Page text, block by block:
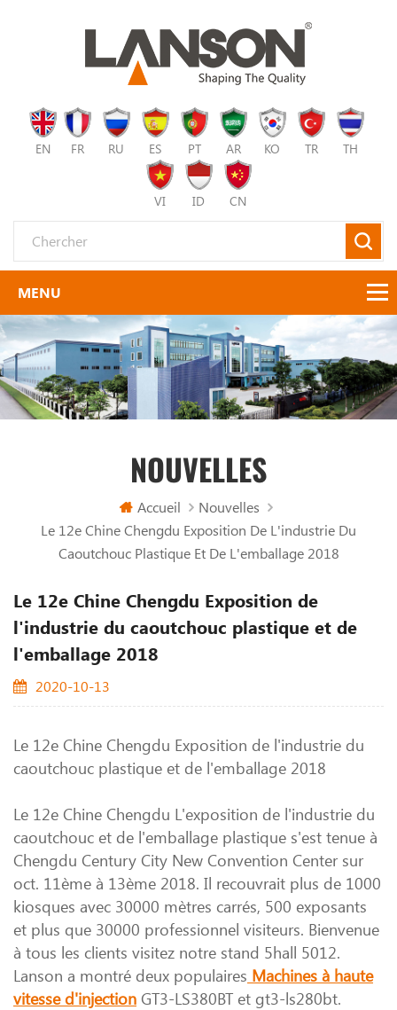
EN FR RU ES PT AR KO TR TH
VI ID CN
NOUVELLES
Accueil
Nouvelles
Le 12e Chine Chengdu Exposition De L'industrie Du
Caoutchouc Plastique Et De L'emballage 2018
Le 12e Chine Chengdu Exposition de
l'industrie du caoutchouc plastique et de
l'emballage 2018
2020-10-13
Le 12e Chine Chengdu Exposition de l'industrie du
caoutchouc plastique et de l'emballage 2018
Le 12e Chine Chengdu L'exposition de l'industrie du
caoutchouc et de l'emballage plastique s'est tenue à
Chengdu Century City New Convention Center sur
oct. 11ème à 13ème 2018. Il recouvrait plus de 1000
kiosques avec 30000 mètres carrés, 500 exposants
et plus que 30000 professionnel visiteurs. Bienvenue
à tous les clients visitez notre stand 5hall 5012.
Lanson a montré deux populaires Machines à haute
vitesse d'injection GT3-LS380BT et gt3-ls280bt.